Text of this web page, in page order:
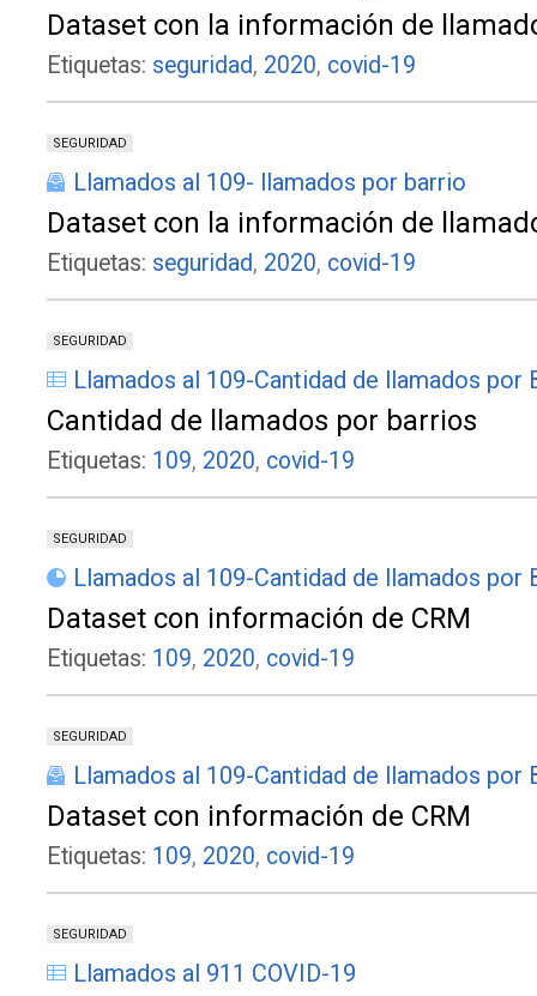
Dataset con la información de
Etiquetas: seguridad, 2020, covid-19
SEGURIDAD
Llamados al 109- llamados por barrio
Dataset con la información de
Etiquetas: seguridad, 2020, covid-19
SEGURIDAD
Llamados al 109-Cantidad de llamados por
Cantidad de llamados por barrios
Etiquetas: 109, 2020, covid-19
SEGURIDAD
Llamados al 109-Cantidad de llamados por
Dataset con información de CRM
Etiquetas: 109, 2020, covid-19
SEGURIDAD
Llamados al 109-Cantidad de llamados por
Dataset con información de CRM
Etiquetas: 109, 2020, covid-19
SEGURIDAD
Llamados al 911 COVID-19